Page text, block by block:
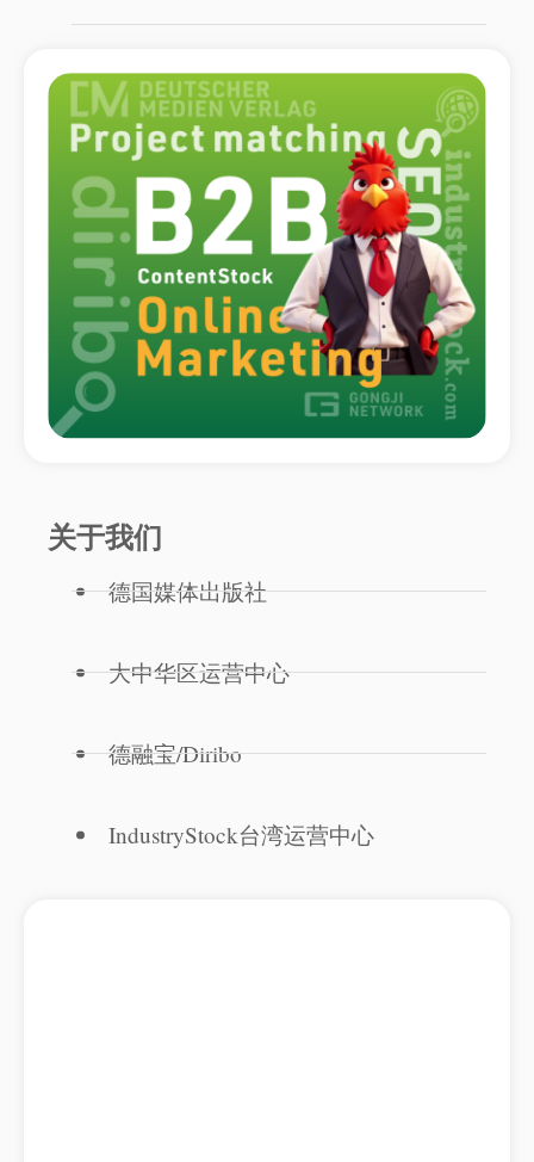
关于我们
德国媒体出版社
大中华区运营中心
德融宝/Diribo
IndustryStock台湾运营中心